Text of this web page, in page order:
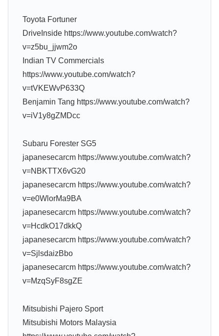
Toyota Fortuner
DriveInside https://www.youtube.com/watch?
v=z5bu_jjwm2o
Indian TV Commercials
https://www.youtube.com/watch?
v=tVKEWvP633Q
Benjamin Tang https://www.youtube.com/watch?
v=iV1y8gZMDcc
Subaru Forester SG5
japanesecarcm https://www.youtube.com/watch?
v=NBKTTX6vG20
japanesecarcm https://www.youtube.com/watch?
v=e0WlorMa9BA
japanesecarcm https://www.youtube.com/watch?
v=HcdkO17dkkQ
japanesecarcm https://www.youtube.com/watch?
v=SjlsdaizBbo
japanesecarcm https://www.youtube.com/watch?
v=MzqSyF8sgZE
Mitsubishi Pajero Sport
Mitsubishi Motors Malaysia